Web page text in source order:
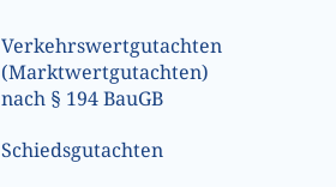
Verkehrswertgutachten
(Marktwertgutachten)
nach § 194 BauGB
Schiedsgutachten